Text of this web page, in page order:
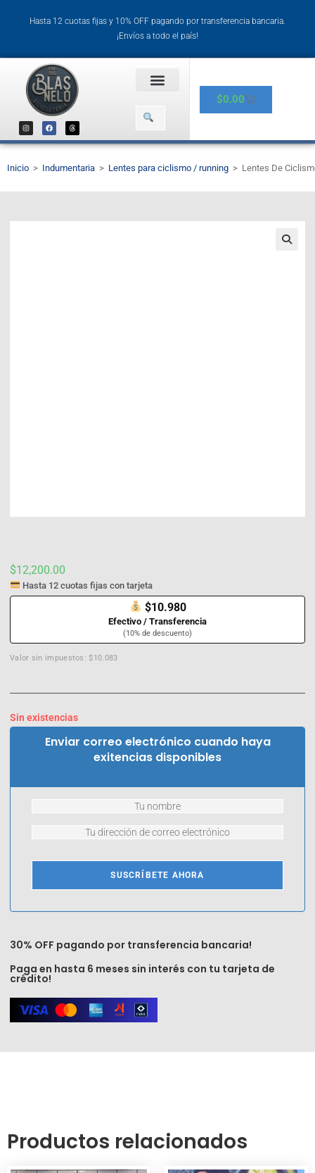
Hasta 12 cuotas fijas y 10% OFF pagando por transferencia bancaria.
¡Envíos a todo el país!
$0.00
Inicio > Indumentaria > Lentes para ciclismo / running > Lentes De
$12,200.00
Hasta 12 cuotas fijas con tarjeta
$10.980
Efectivo / Transferencia
(10% de descuento)
Valor sin impuestos: $10.083
Sin existencias
Enviar correo electrónico cuando haya
exitencias disponibles
SUSCRÍBETE AHORA
30% OFF pagando por transferencia bancaria!
Paga en hasta 6 meses sin interés con tu tarjeta de
crédito!
Productos relacionados